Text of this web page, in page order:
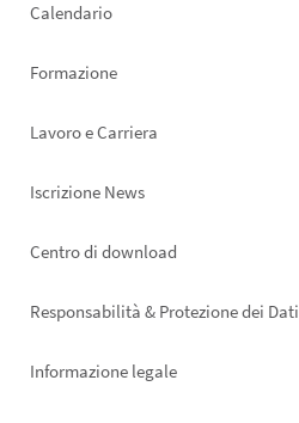
Calendario
Formazione
Lavoro e Carriera
Iscrizione News
Footer
Centro di download
Responsabilità & Protezione dei Dati
Informazione legale